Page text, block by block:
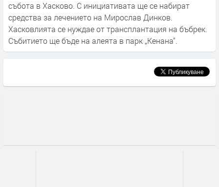
събота в Хасково. С инициативата ще се набират
средства за лечението на Мирослав Динков.
Хасковлията се нуждае от трансплантация на бъбрек.
Събитието ще бъде на алеята в парк „Кенана“.